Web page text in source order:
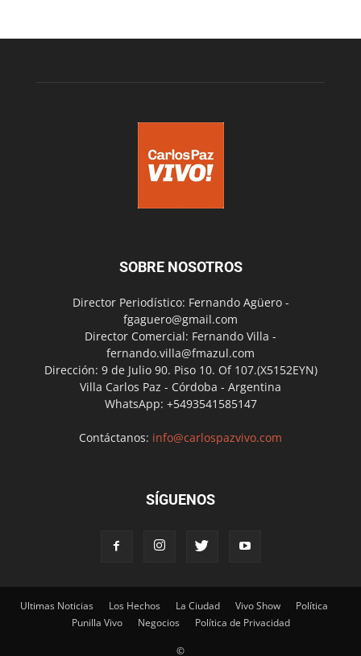
SOBRE NOSOTROS
Director Periodístico: Fernando Agüero -
fgaguero@gmail.com
Director Comercial: Fernando Villa -
fernando.villa@fmazul.com
Dirección: 9 de Julio 90. Piso 10. Of 107.(X5152EYN)
Villa Carlos Paz - Córdoba - Argentina
WhatsApp: +5493541585147
Contáctanos: info@carlospazvivo.com
SÍGUENOS
Ultimas Noticias Los Hechos La Ciudad Vivo Show
Política
Punilla Vivo
Negocios Política de Privacidad
©